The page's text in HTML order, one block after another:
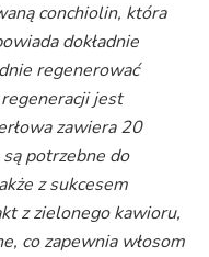
conchiolin, która
dokładnie
regenerować
jest
zawiera 20
potrzebne do
z sukcesem
z zielonego kawioru,
co zapewnia włosom